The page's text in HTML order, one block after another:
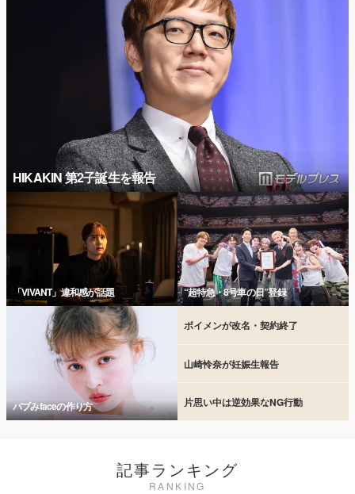
HIKAKIN 第2子誕生を報告
「VIVANT」違和感が話題 “超特急・8号車の日”登録
バブみfaceの作り方
ボイメンが改名・契約終了
山崎怜奈が妊娠生報告
片思い中は逆効果なNG行動
記事ランキング
RANKING